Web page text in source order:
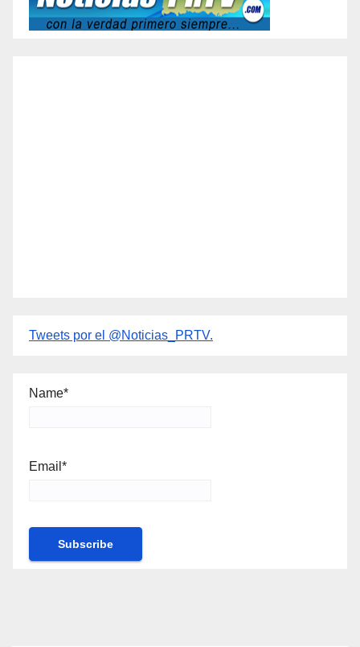
Tweets por el @Noticias_PRTV.
Name*
Email*